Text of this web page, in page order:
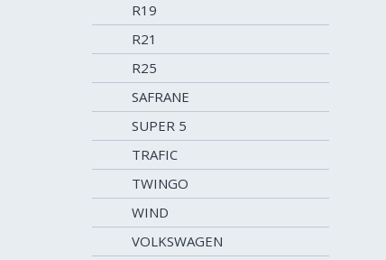
R19
R21
R25
SAFRANE
SUPER 5
TRAFIC
TWINGO
WIND
VOLKSWAGEN